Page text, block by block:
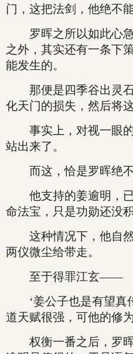
门，这把法剑，他绝不
罗晖之所以如此心急
之外，其实还有一条下
能发生的。
那便是四季谷出灵石
化天门的损失，然后将
事实上，对视一眼的
站出来了。
而这，恰是罗晖绝不
他支持的姜逾明，已
命法宝，只是功勋还没积
这种情况下，他自然
两仪微尘给带走。
至于得罪江玄——
‘姜公子也是有望真
道天赋很强，可他的修
权衡一番之后，罗晖